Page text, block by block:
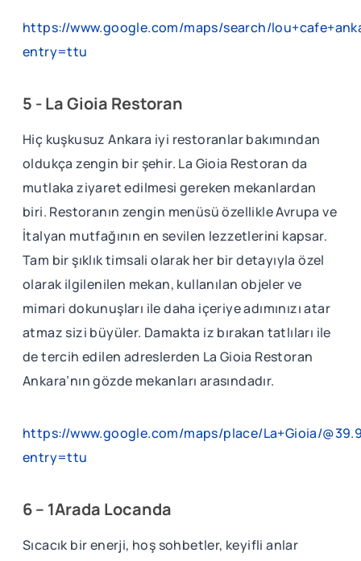
https://www.google.com/maps/search/
entry=ttu
5 - La Gioia Restoran
Hiç kuşkusuz Ankara iyi restoranlar bakımından
oldukça zengin bir şehir. La Gioia Restoran da
mutlaka ziyaret edilmesi gereken mekanlardan
biri. Restoranın zengin menüsü özellikle Avrupa ve
İtalyan mutfağının en sevilen lezzetlerini kapsar.
Tam bir şıklık timsali olarak her bir detayıyla özel
olarak ilgilenilen mekan, kullanılan objeler ve
mimari dokunuşları ile daha içeriye adımınızı atar
atmaz sizi büyüler. Damakta iz bırakan tatlıları ile
de tercih edilen adreslerden La Gioia Restoran
Ankara’nın gözde mekanları arasındadır.
https://www.google.com/maps/place/La+Gioia/
entry=ttu
6 – 1Arada Locanda
Sıcacık bir enerji, hoş sohbetler, keyifli anlar